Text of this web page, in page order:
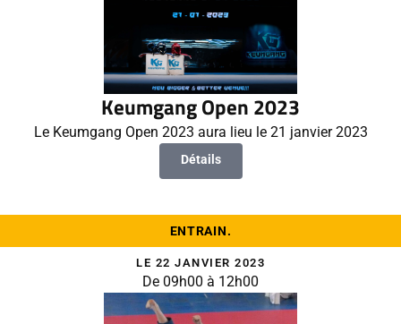
Keumgang Open 2023
Le Keumgang Open 2023 aura lieu le 21 janvier 2023
Détails
ENTRAIN.
LE 22 JANVIER 2023
De 09h00 à 12h00